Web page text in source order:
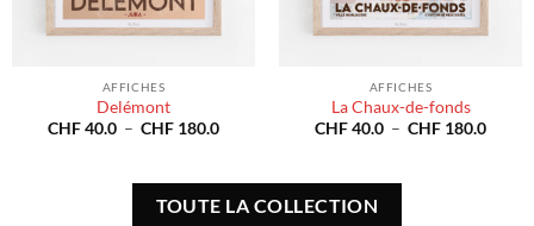
AFFICHES
Delémont
CHF40.0 – CHF 180.0Plage
à
CHF 180.0
AFFICHES
La Chaux-de-fonds
CHF40.0 – CHF 180.0Plage
TOUTE LA COLLECTION